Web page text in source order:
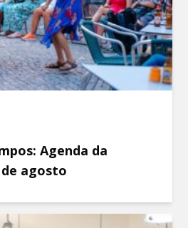
Agenda da
de agosto